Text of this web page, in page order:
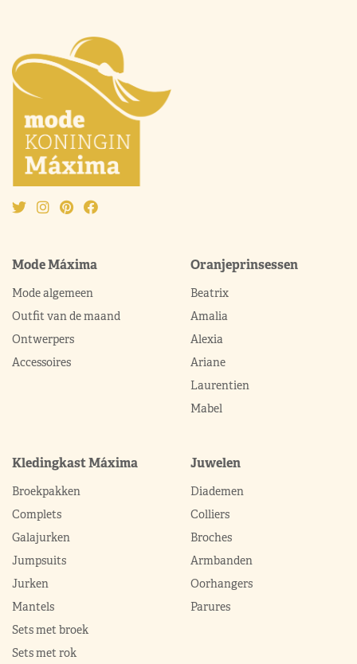
Mode Máxima
Mode algemeen
Outfit van de maand
Ontwerpers
Accessoires
Oranjeprinsessen
Beatrix
Amalia
Alexia
Ariane
Laurentien
Mabel
Kledingkast Máxima
Broekpakken
Complets
Galajurken
Jumpsuits
Jurken
Mantels
Sets met broek
Sets met rok
Juwelen
Diademen
Colliers
Broches
Armbanden
Oorhangers
Parures